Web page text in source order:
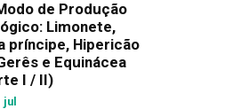
de Produção
Limonete,
príncipe, Hipericão
e Equinácea
I / II)